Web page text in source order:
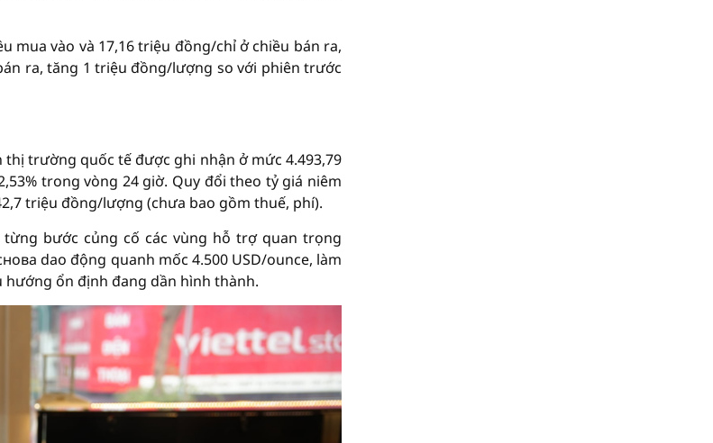
mua vào và 17,16 triệu đồng/chỉ ở chiều bán ra,
ra, tăng 1 triệu đồng/lượng so với phiên trước
thị trường quốc tế được ghi nhận ở mức 4.493,79
trong vòng 24 giờ. Quy đổi theo tỷ giá niêm
triệu đồng/lượng (chưa bao gồm thuế, phí).
bước củng cố các vùng hỗ trợ quan trọng
dao động quanh mốc 4.500 USD/ounce, làm
hướng ổn định đang dần hình thành.